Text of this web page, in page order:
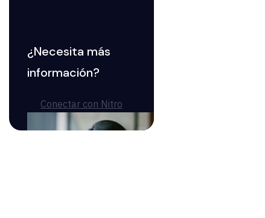
¿Necesita más
información?
Conectar con Nitro